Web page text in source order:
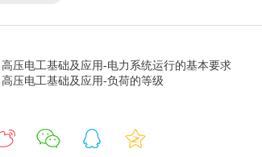
压电工基础及应用-电力系统运行的基本要求
压电工基础及应用-负荷的等级